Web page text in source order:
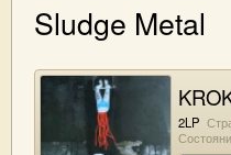
Sludge Metal
2LP